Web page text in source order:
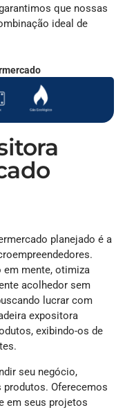
que nossas
ideal de
planejado é a
em mente, otimiza
acolhedor sem
lucrar com
expositora
exibindo-os de
seu negócio,
Oferecemos
em seus projetos